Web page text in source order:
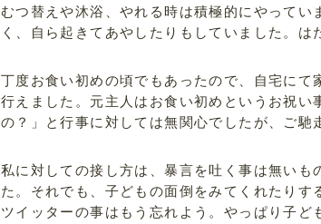
むつ替えや沐浴、やれる時は積極的にやって
く、自ら起きてあやしたりもしていました。は
丁度お食い初めの頃でもあったので、自宅に
行えました。元主人はお食い初めというお祝
の？」と行事に対しては無関心でしたが、ご馳
私に対しての接し方は、暴言を吐く事は無い
た。それでも、子どもの面倒をみてくれたりす
ツイッターの事はもう忘れよう。やっぱり子